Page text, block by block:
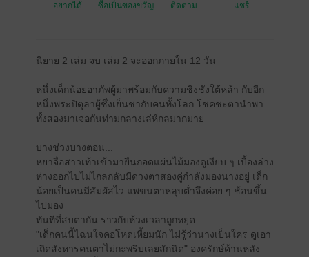
อยากได้ ซื้อเป็นของขวัญ ติดตาม แชร์
นิยาย 2 เล่ม จบ เล่ม 2 จะออกภายใน 12 วัน
หนึ่งเด็กน้อยอาภัพผู้มาพร้อมกับความชิงชังใต้หล้า กับอีก
หนึ่งพระปิตุลาผู้ซึ่งเย็นชากับคนทั้งโลก โชคชะตานำพา
ทั้งสองมาเจอกันท่ามกลางเล่ห์กลมากมาย
บางช่วงบางตอน...
หยาจื่อสาวเท้าเข้ามายืนกอดแผ่นไม้มองดูเงียบ ๆ เบื้องล่าง
ห่างออกไปไม่ไกลกลับมีดวงตาสองคู่กำลังมองนางอยู่ เด็ก
น้อยเป็นคนมีสัมผัสไว แพขนตาหลุบต่ำจึงค่อย ๆ ช้อนขึ้น
ไปมอง
ทันทีที่สบตากัน ราวกับห้วงเวลาถูกหยุด
"เด็กคนนี้ไฉนใจคอโหดเหี้ยมนัก ไม่รู้ว่านางเป็นใคร ดูเอา
เถิดสังหารคนตาไม่กะพริบเลยสักนิด" องครักษ์ด้านหลัง